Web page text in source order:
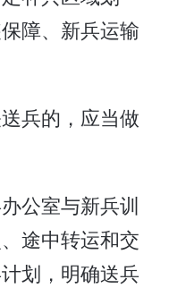
障、新兵运输
兵的，应当做
公室与新兵训
途中转运和交
划，明确送兵